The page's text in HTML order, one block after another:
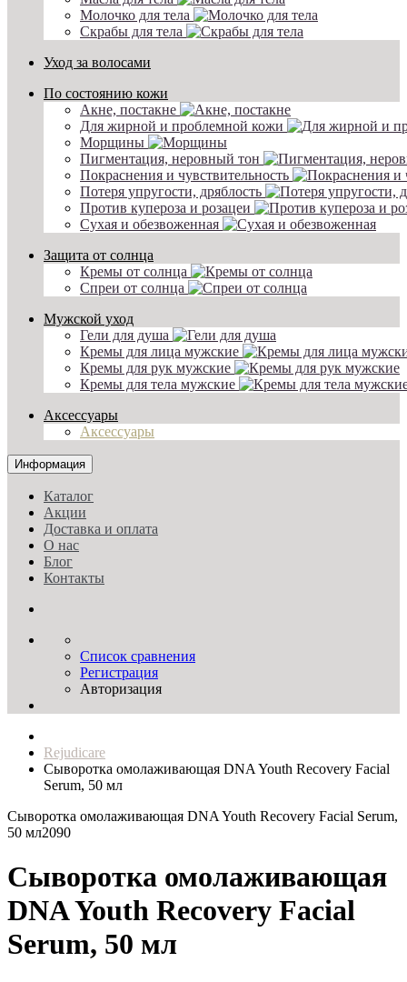
Молочко для тела
Скрабы для тела
Уход за волосами
По состоянию кожи
Акне, постакне
Для жирной и проблемной кожи
Морщины
Пигментация, неровный тон
Покраснения и чувствительность
Потеря упругости, дряблость
Против купероза и розацеи
Сухая и обезвоженная
Защита от солнца
Кремы от солнца
Спреи от солнца
Мужской уход
Гели для душа
Кремы для лица мужские
Кремы для рук мужские
Кремы для тела мужские
Аксессуары
Аксессуары
Информация
Каталог
Акции
Доставка и оплата
О нас
Блог
Контакты
Список сравнения
Регистрация
Авторизация
Rejudicare
Сыворотка омолаживающая DNA Youth Recovery Facial
Serum, 50 мл
Сыворотка омолаживающая DNA Youth Recovery Facial Serum,
50 мл2090
Сыворотка омолаживающая
DNA Youth Recovery Facial
Serum, 50 мл